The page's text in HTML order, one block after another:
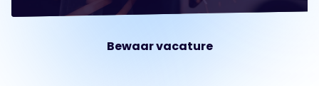
Bewaar vacature